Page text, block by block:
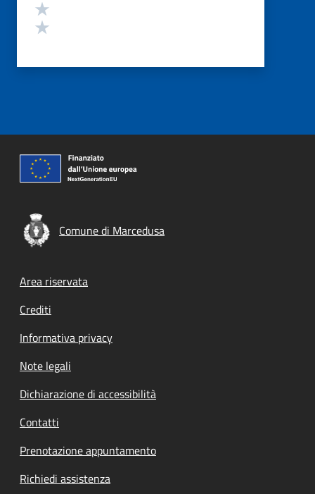
Comune di Marcedusa
Footer menu
Area riservata
Crediti
Informativa privacy
Note legali
Dichiarazione di accessibilità
Contatti
Prenotazione appuntamento
Richiedi assistenza